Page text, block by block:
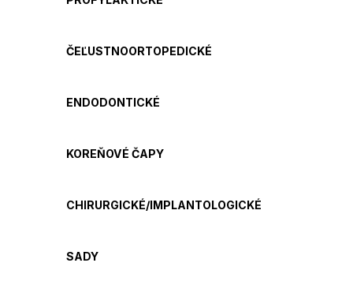
ČEĽUSTNOORTOPEDICKÉ
ENDODONTICKÉ
KOREŇOVÉ ČAPY
CHIRURGICKÉ/IMPLANTOLOGICKÉ
SADY